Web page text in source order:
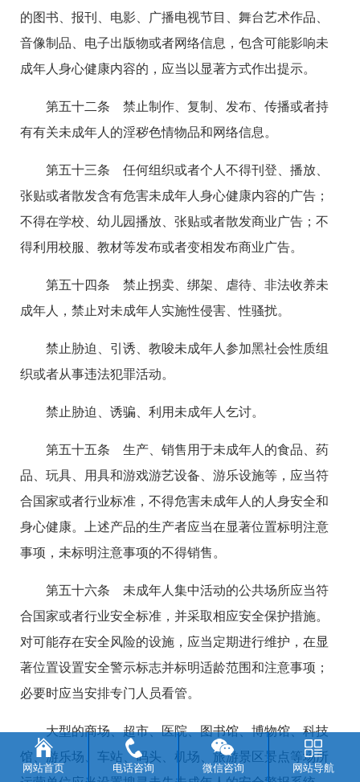
的图书、报刊、电影、广播电视节目、舞台艺术作品、
音像制品、电子出版物或者网络信息，包含可能影响未
成年人身心健康内容的，应当以显著方式作出提示。
第五十二条 禁止制作、复制、发布、传播或者持
有有关未成年人的淫秽色情物品和网络信息。
第五十三条 任何组织或者个人不得刊登、播放、
张贴或者散发含有危害未成年人身心健康内容的广告；
不得在学校、幼儿园播放、张贴或者散发商业广告；不
得利用校服、教材等发布或者变相发布商业广告。
第五十四条 禁止拐卖、绑架、虐待、非法收养未
成年人，禁止对未成年人实施性侵害、性骚扰。
禁止胁迫、引诱、教唆未成年人参加黑社会性质组
织或者从事违法犯罪活动。
禁止胁迫、诱骗、利用未成年人乞讨。
第五十五条 生产、销售用于未成年人的食品、药
品、玩具、用具和游戏游艺设备、游乐设施等，应当符
合国家或者行业标准，不得危害未成年人的人身安全和
身心健康。上述产品的生产者应当在显著位置标明注意
事项，未标明注意事项的不得销售。
第五十六条 未成年人集中活动的公共场所应当符
合国家或者行业安全标准，并采取相应安全保护措施。
对可能存在安全风险的设施，应当定期进行维护，在显
著位置设置安全警示标志并标明适龄范围和注意事项；
必要时应当安排专门人员看管。
大型的商场、超市、医院、图书馆、博物馆、科技
馆、游乐场、车站、码头、机场、旅游景区景点等场所
网站首页 电话咨询 微信咨询 网站导航